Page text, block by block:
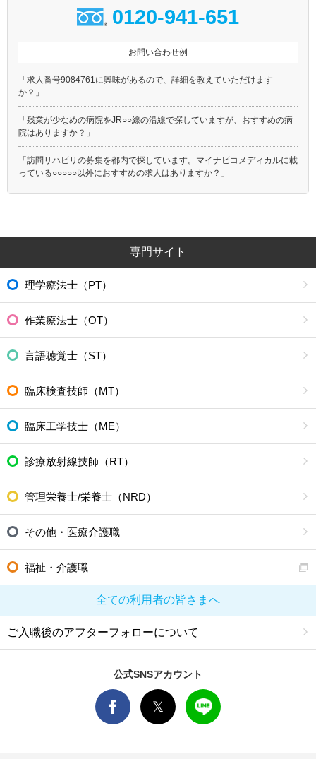
0120-941-651
お問い合わせ例
「求人番号9084761に興味があるので、詳細を教えていただけます
か？」
「残業が少なめの病院をJR○○線の沿線で探していますが、おすすめの病
院はありますか？」
「訪問リハビリの募集を都内で探しています。マイナビコメディカルに載
っている○○○○○以外におすすめの求人はありますか？」
専門サイト
理学療法士（PT）
作業療法士（OT）
言語聴覚士（ST）
臨床検査技師（MT）
臨床工学技士（ME）
診療放射線技師（RT）
管理栄養士/栄養士（NRD）
その他・医療介護職
福祉・介護職
全ての利用者の皆さまへ
ご入職後のアフターフォローについて
公式SNSアカウント